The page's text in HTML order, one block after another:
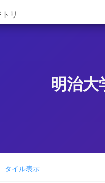
リ
明治大
タイル表示